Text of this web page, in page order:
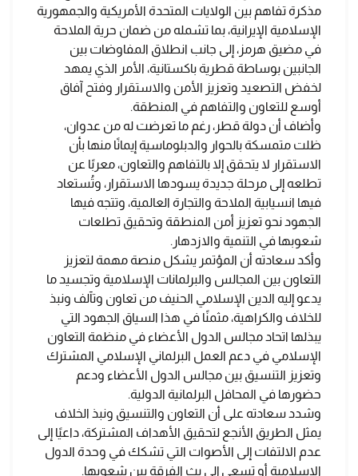
مذكرة تفاهم بين الولايات المتحدة الأمريكية والجمهورية
الإسلامية الإيرانية، بما تشمله من ضمان حرية الملاحة
في مضيق هرمز، إلى جانب انطلاق المفاوضات بين
الجانبين بوساطة قطرية باكستانية، الأمر الذي يمهد
لخفض التصعيد وتعزيز الأمن والاستقرار وفتح آفاق
أوسع للتعاون والتفاهم في المنطقة.
وأضاف أن دولة قطر، رغم ما تعرضت له من عدوان،
ظلت متمسكة بالحوار والدبلوماسية إيمانًا منها بأن
الاستقرار لا يتحقق إلا بالتفاهم والتعاون، معربًا عن
تطلعه إلى مرحلة جديدة يسودها الاستقرار، وتُستعاد
فيها انسيابية الملاحة والتجارة العالمية، وتتجه فيها
الجهود نحو تعزيز أمن المنطقة وتحقيق تطلعات
شعوبها في التنمية والازدهار.
وأكد سعادته أن المؤتمر يشكل منصة مهمة لتعزيز
التعاون بين المجالس والبرلمانات الإسلامية وتجسيد ما
يدعو إليه الدين الإسلامي الحنيف من تعاون وتآلف ونبذ
للخلاف والكراهية، مثمنًا في هذا السياق الجهود التي
يبذلها اتحاد مجالس الدول الأعضاء في منظمة التعاون
الإسلامي في دعم العمل البرلماني الإسلامي المشترك
وتعزيز التنسيق بين مجالس الدول الأعضاء ودعم
حضورها في المحافل البرلمانية الدولية.
وشدد سعادته على أن التعاون والتنسيق ونبذ الخلاف
يمثل الطريق الأنجع لتحقيق الأهداف المشتركة، داعيًا إلى
عدم الالتفات إلى الأصوات التي تشكك في وحدة الدول
الإسلامية أو تسعى إلى بث الفرقة بين شعوبها.